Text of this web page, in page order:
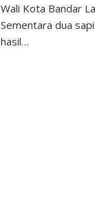
Wali Kota Bandar
Sementara dua
hasil…